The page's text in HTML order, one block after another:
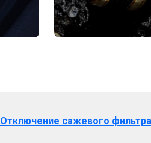
Отключение сажевого фильтра